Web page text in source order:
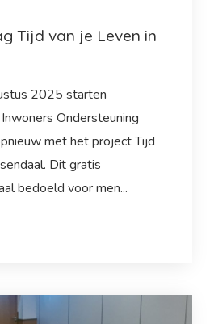
Tijd van je Leven in
2025 starten
Ondersteuning
met het project Tijd
Dit gratis
bedoeld voor men...